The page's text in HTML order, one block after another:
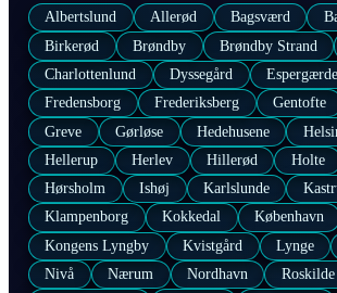
Albertslund Allerød Bagsværd
Birkerød
Brøndby Brøndby Strand
Charlottenlund
Dyssegård Espergærde
Fredensborg
Frederiksberg Gentofte
Greve
Gørløse Hedehusene
Hellerup
Herlev Hillerød Holte
Hørsholm
Ishøj Karlslunde
Klampenborg
Kokkedal
København
Kongens Lyngby
Kvistgård Lynge
Nivå
Nærum Nordhavn
Roskilde